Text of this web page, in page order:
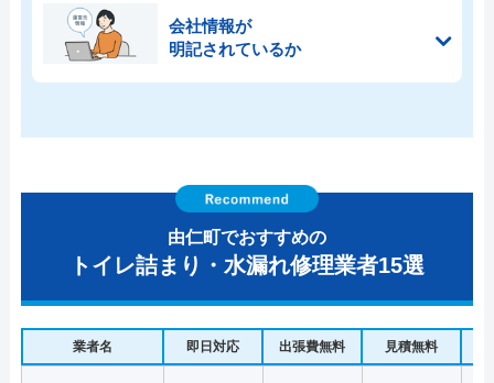
会社情報が
明記されているか
由仁町でおすすめの
トイレ詰まり・水漏れ修理業者15選
業者名 即日対応 出張費無料 見積無料